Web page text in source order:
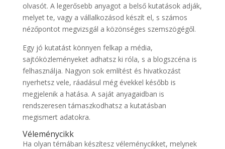
olvasót. A legerősebb anyagot a belső kutatások adják,
melyet te, vagy a vállalkozásod készít el, s számos
nézőpontot megvizsgál a közönséges szemszögégől.
Egy jó kutatást könnyen felkap a média,
sajtóközleményeket adhatsz ki róla, s a blogszcéna is
felhasználja. Nagyon sok említést és hivatkozást
nyerhetsz vele, ráadásul még évekkel később is
megjelenik a hatása. A saját anyagaidban is
rendszeresen támaszkodhatsz a kutatásban
megismert adatokra.
Véleménycikk
Ha olyan témában készítesz véleménycikket, melynek